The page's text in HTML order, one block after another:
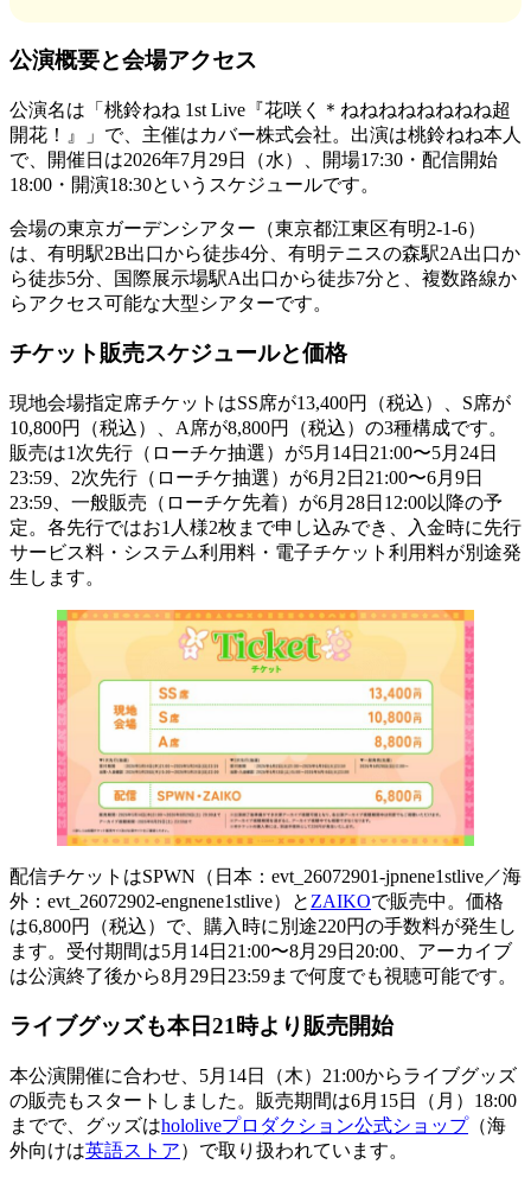
公演概要と会場アクセス
公演名は「桃鈴ねね 1st Live『花咲く＊ねねねねねねねね超
開花！』」で、主催はカバー株式会社。出演は桃鈴ねね本人
で、開催日は2026年7月29日（水）、開場17:30・配信開始
18:00・開演18:30というスケジュールです。
会場の東京ガーデンシアター（東京都江東区有明2-1-6）
は、有明駅2B出口から徒歩4分、有明テニスの森駅2A出口か
ら徒歩5分、国際展示場駅A出口から徒歩7分と、複数路線か
らアクセス可能な大型シアターです。
チケット販売スケジュールと価格
現地会場指定席チケットはSS席が13,400円（税込）、S席が
10,800円（税込）、A席が8,800円（税込）の3種構成です。
販売は1次先行（ローチケ抽選）が5月14日21:00〜5月24日
23:59、2次先行（ローチケ抽選）が6月2日21:00〜6月9日
23:59、一般販売（ローチケ先着）が6月28日12:00以降の予
定。各先行ではお1人様2枚まで申し込みでき、入金時に先行
サービス料・システム利用料・電子チケット利用料が別途発
生します。
配信チケットはSPWN（日本：evt_26072901-jpnene1stlive／海
外：evt_26072902-engnene1stlive）と ZAIKOで販売中。価格
は6,800円（税込）で、購入時に別途220円の手数料が発生し
ます。受付期間は5月14日21:00〜8月29日20:00、アーカイブ
は公演終了後から8月29日23:59まで何度でも視聴可能です。
ライブグッズも本日21時より販売開始
本公演開催に合わせ、5月14日（木）21:00からライブグッズ
の販売もスタートしました。販売期間は6月15日（月）18:00
までで、グッズはhololiveプロダクション公式ショップ（海
外向けは英語ストア）で取り扱われています。